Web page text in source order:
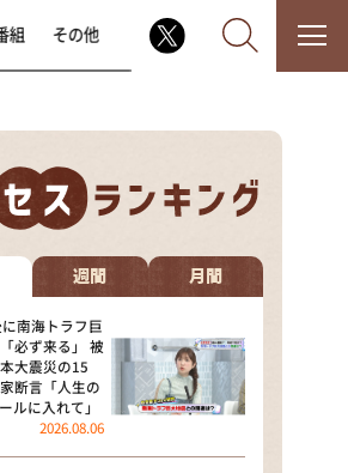
み・岡村の過ぎるTV
食堂
余談なんですけど・・・
生密着トークバラエティ！
やすとものいたって真剣です
！ナイトスクープ
組 その他
週間 月間
南海トラフ巨
必ず来る」 被
大震災の15
断言「人生の
ルに入れて」
2026.08.06